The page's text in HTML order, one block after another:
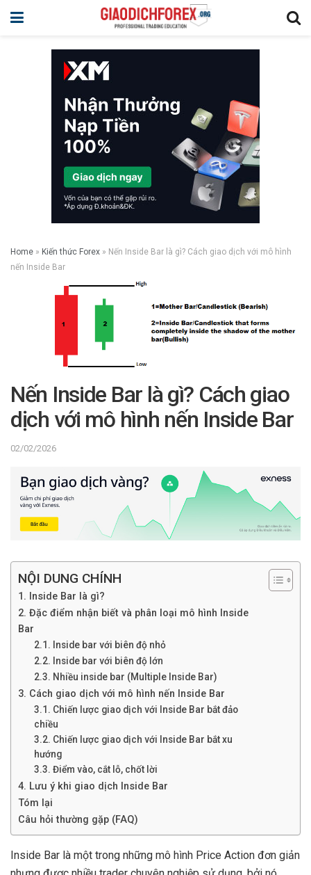
Home » Kiến thức Forex » Nến Inside Bar là gì? Cách giao dịch với mô hình
nến Inside Bar
Nến Inside Bar là gì? Cách giao
dịch với mô hình nến Inside Bar
02/02/2026
NỘI DUNG CHÍNH
1. Inside Bar là gì?
2. Đặc điểm nhận biết và phân loại mô hình Inside
Bar
2.1. Inside bar với biên độ nhỏ
2.2. Inside bar với biên độ lớn
2.3. Nhiều inside bar (Multiple Inside Bar)
3. Cách giao dịch với mô hình nến Inside Bar
3.1. Chiến lược giao dịch với Inside Bar bắt đảo
chiều
3.2. Chiến lược giao dịch với Inside Bar bắt xu
hướng
3.3. Điểm vào, cắt lỗ, chốt lời
4. Lưu ý khi giao dịch Inside Bar
Tóm lại
Câu hỏi thường gặp (FAQ)
Inside Bar là một trong những mô hình Price Action đơn giản